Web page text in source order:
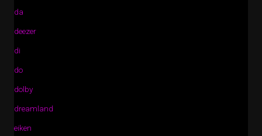
da
deezer
di
do
dolby
dreamland
eiken